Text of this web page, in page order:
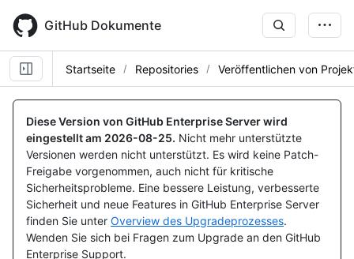
main
content
GitHub Dokumente
Startseite Repositories Veröffentlichen von
Diese Version von GitHub Enterprise Server wird
eingestellt am 2026-08-25. Nicht mehr unterstützte
Versionen werden nicht unterstützt. Es wird keine Patch-
Freigabe vorgenommen, auch nicht für kritische
Sicherheitsprobleme. Eine bessere Leistung, verbesserte
Sicherheit und neue Features in GitHub Enterprise Server
finden Sie unter Overview des Upgradeprozesses.
Wenden Sie sich bei Fragen zum Upgrade an den GitHub
Enterprise Support.